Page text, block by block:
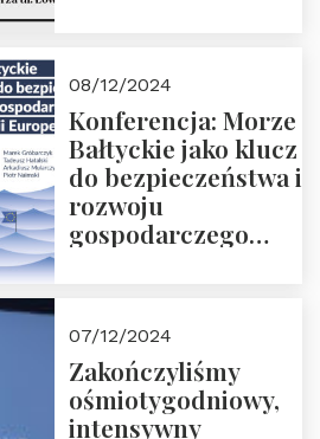
08/12/2024
Konferencja: Morze
Bałtyckie jako klucz
do bezpieczeństwa i
rozwoju
gospodarczego
ZAPRASZAMY
07/12/2024
Zakończyliśmy
ośmiotygodniowy,
intensywny